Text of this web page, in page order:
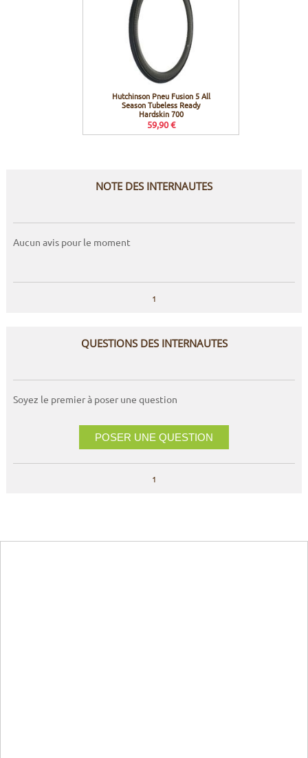
Hutchinson Pneu Fusion 5 All
Season Tubeless Ready
Hardskin 700
59,90 €
NOTE DES INTERNAUTES
Aucun avis pour le moment
1
QUESTIONS DES INTERNAUTES
Soyez le premier à poser une question
POSER UNE QUESTION
1